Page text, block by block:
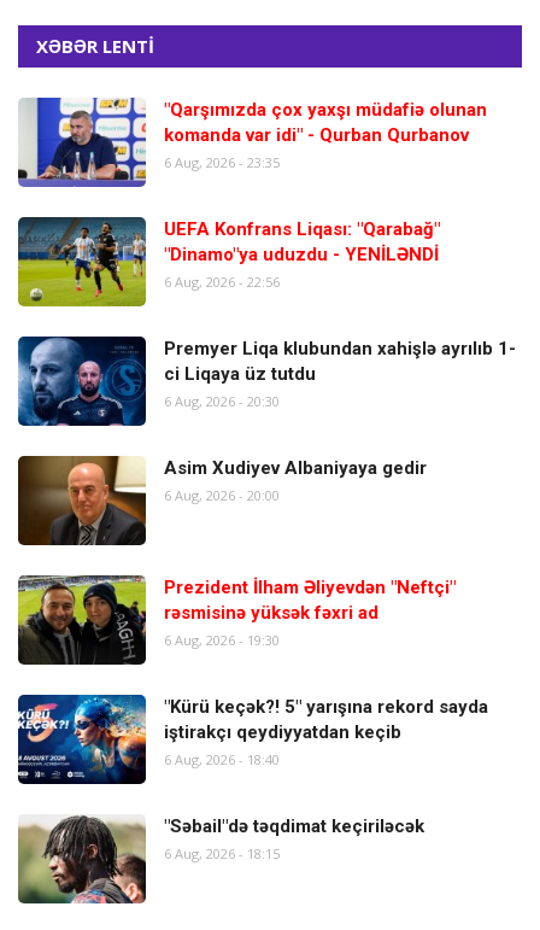
XƏBƏR LENTİ
"Qarşımızda çox yaxşı müdafiə olunan
komanda var idi" - Qurban Qurbanov
6 Aug, 2026 - 23:35
UEFA Konfrans Liqası: "Qarabağ"
"Dinamo"ya uduzdu - YENİLƏNDİ
6 Aug, 2026 - 22:56
Premyer Liqa klubundan xahişlə ayrılıb 1-
ci Liqaya üz tutdu
6 Aug, 2026 - 20:30
Asim Xudiyev Albaniyaya gedir
6 Aug, 2026 - 20:00
Prezident İlham Əliyevdən "Neftçi"
rəsmisinə yüksək fəxri ad
6 Aug, 2026 - 19:30
"Kürü keçək?! 5" yarışına rekord sayda
iştirakçı qeydiyyatdan keçib
6 Aug, 2026 - 18:40
"Səbail"də təqdimat keçiriləcək
6 Aug, 2026 - 18:15